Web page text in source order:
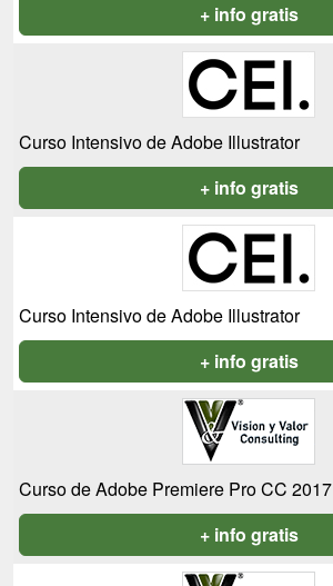
+ info gratis
Curso Intensivo de Adobe Illustrator
+ info gratis
Curso Intensivo de Adobe Illustrator
+ info gratis
Curso de Adobe Premiere Pro CC 2017
+ info gratis